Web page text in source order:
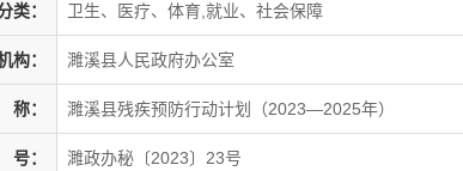
类： 卫生、医疗、体育,就业、社会保障
构： 濉溪县人民政府办公室
称： 濉溪县残疾预防行动计划（2023—2025年）
号： 濉政办秘〔2023〕23号